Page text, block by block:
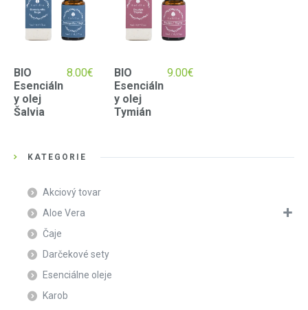
BIO
Esenciáln
y olej
Šalvia
8.00€
BIO
Esenciáln
y olej
Tymián
9.00€
KATEGÓRIE
Akciový tovar
Aloe Vera
Čaje
Darčekové sety
Esenciálne oleje
Karob